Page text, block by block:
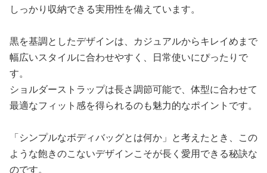
しっかり収納できる実用性を備えています。
黒を基調としたデザインは、カジュアルからキレイめまで
幅広いスタイルに合わせやすく、日常使いにぴったりで
す。
ショルダーストラップは長さ調節可能で、体型に合わせて
最適なフィット感を得られるのも魅力的なポイントです。
「シンプルなボディバッグとは何か」と考えたとき、この
ような飽きのこないデザインこそが長く愛用できる秘訣な
のです。